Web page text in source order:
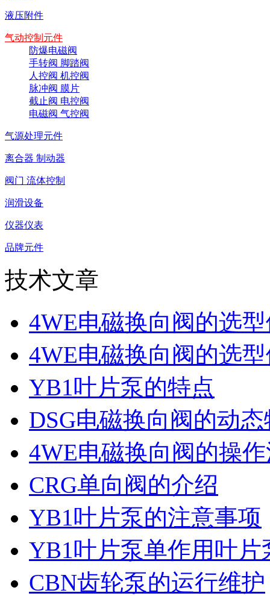
液压附件
气动控制元件
防爆电磁阀
手转阀 脚踏阀
人控阀 机控阀
脉冲阀 膜片
截止阀 电控阀
电磁阀 气控阀
气源处理元件
离合器 制动器
阀门 流体控制
润滑设备
仪器仪表
品牌元件
技术文章
4WE电磁换向阀的选
4WE电磁换向阀的选
YB1叶片泵的特点
DSG电磁换向阀的动
4WE电磁换向阀的操
CRG单向阀的介绍
YB1叶片泵的注意事项
YB1叶片泵单作用叶片
CBN齿轮泵的运行维护